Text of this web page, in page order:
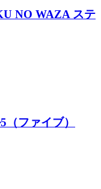
NO WAZA ステ
ファイブ）